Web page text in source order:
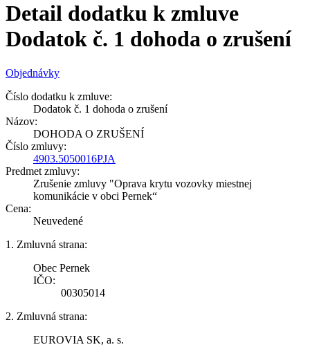
Detail dodatku k zmluve
Dodatok č. 1 dohoda o zrušení
Objednávky
Číslo dodatku k zmluve:
Dodatok č. 1 dohoda o zrušení
Názov:
DOHODA O ZRUŠENÍ
Číslo zmluvy:
4903.5050016PJA
Predmet zmluvy:
Zrušenie zmluvy "Oprava krytu vozovky miestnej
komunikácie v obci Pernek“
Cena:
Neuvedené
1. Zmluvná strana:
Obec Pernek
IČO:
00305014
2. Zmluvná strana:
EUROVIA SK, a. s.